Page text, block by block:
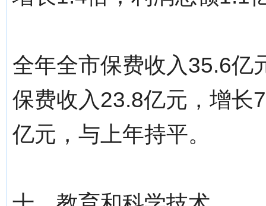
全年全市保费收入35.6亿
保费收入23.8亿元，增长
亿元，与上年持平。